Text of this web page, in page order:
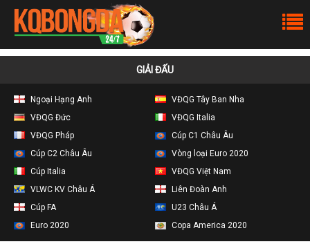
GIẢI ĐẤU
Ngoại Hạng Anh
VĐQG Tây Ban Nha
VĐQG Đức
VĐQG Italia
VĐQG Pháp
Cúp C1 Châu Âu
Cúp C2 Châu Âu
Vòng loại Euro 2020
Cúp Italia
VĐQG Việt Nam
VLWC KV Châu Á
Liên Đoàn Anh
Cúp FA
U23 Châu Á
Euro 2020
Copa America 2020